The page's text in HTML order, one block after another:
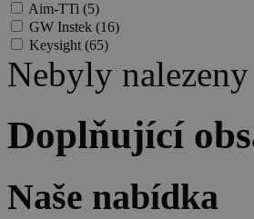
Aim-TTi (5)
GW Instek (16)
Keysight(65)
Nebyly
Doplňující
Naše nabídka